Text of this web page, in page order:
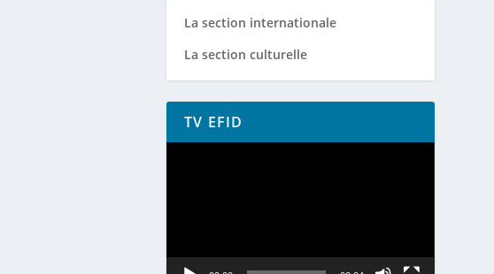
La section internationale
La section culturelle
TV EFID
Lecteur